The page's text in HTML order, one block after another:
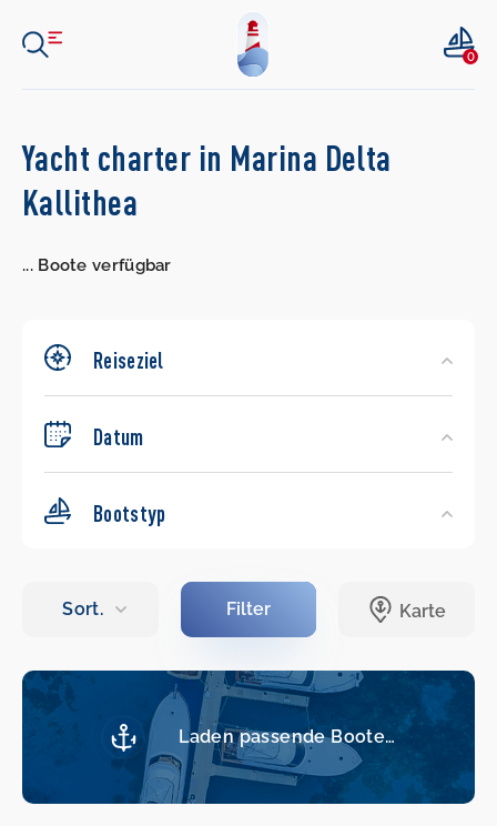
0
Search
Yachts
Yacht charter in Marina Delta
Kallithea
...Boote verfügbar
Reiseziel
Datum
Bootstyp
Laden passende Boote…